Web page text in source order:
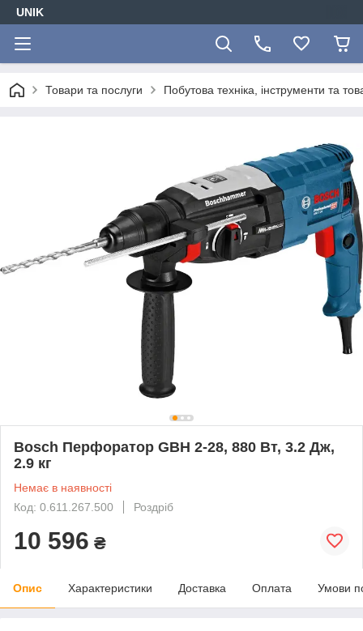
UNIK
Товари та послуги Побутова техніка, інструменти та
Bosch Перфоратор GBH 2-28, 880 Вт, 3.2 Дж,
2.9 кг
Немає в наявності
Код: 0.611.267.500
Роздріб
10 596 ₴
Опис Характеристики Доставка Оплата Умови